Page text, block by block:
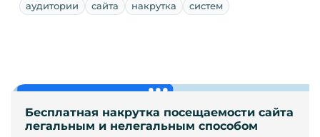
аудитории сайта накрутка систем
Бесплатная накрутка посещаемости сайта
легальным и нелегальным способом